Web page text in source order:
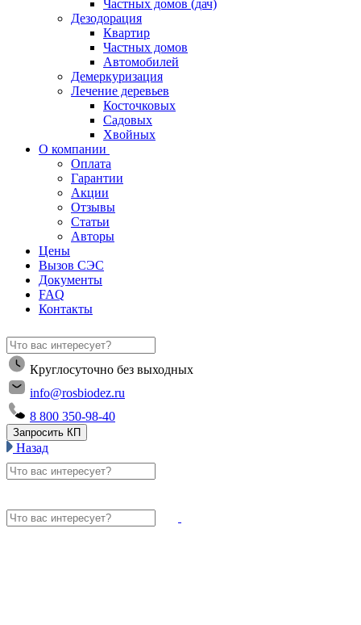
Частных домов (дач)
Дезодорация
Квартир
Частных домов
Автомобилей
Демеркуризация
Лечение деревьев
Косточковых
Садовых
Хвойных
О компании
Оплата
Гарантии
Акции
Отзывы
Статьи
Авторы
Цены
Вызов СЭС
Документы
FAQ
Контакты
Круглосуточно без выходных
info@rosbiodez.ru
8 800 350-98-40
Запросить КП
Назад